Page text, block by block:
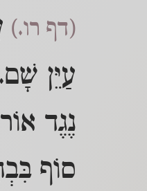
(דף רו.)
עַיֵּן
נֶגֶד
סוֹף